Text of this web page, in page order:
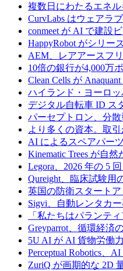
複数日にわたるエネ
CurvLabs はウェアラ
conmeet が AI で建設
HappyRobot がシリー
AEM、レアアースフ
10倍の銀行が4,000万
Clean Cells が
ハイランド・ヨーロ
デジタル自転車 ID ス
パーセプトロン、分
より多くの資本。取
AI によるスペアパー
Kinematic Trees が自
Legora、2026 年の 5
Qureight、臨床試験用
英国の防衛スタート
Sigvi、自動レンタカ
「私たちはパランテ
Greyparrot、循環経済
5U AI が AI 貨物労働
Perceptual Robotics、
ZuriQ が画期的な 2D